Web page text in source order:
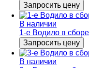
Запросить цену
В наличии
1-е Водило в
Запросить цену
В наличии